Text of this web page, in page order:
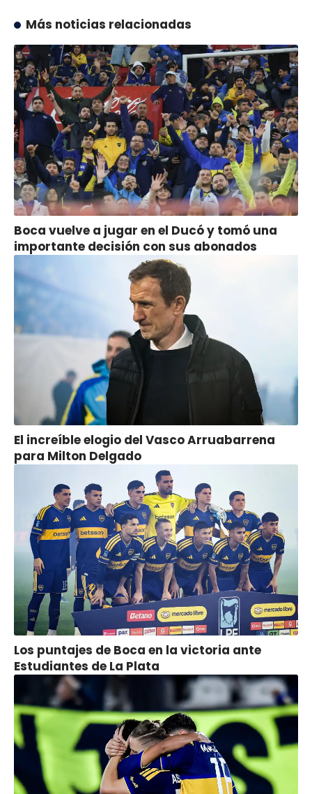
Más noticias relacionadas
Boca vuelve a jugar en el Ducó y tomó una
importante decisión con sus abonados
El increíble elogio del Vasco Arruabarrena
para Milton Delgado
Los puntajes de Boca en la victoria ante
Estudiantes de La Plata